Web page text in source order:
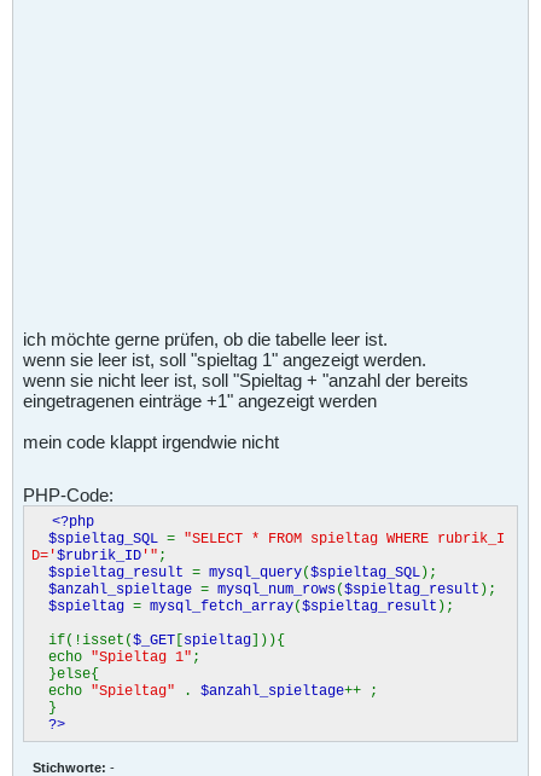
ich möchte gerne prüfen, ob die tabelle leer ist.
wenn sie leer ist, soll "spieltag 1" angezeigt werden.
wenn sie nicht leer ist, soll "Spieltag + "anzahl der bereits
eingetragenen einträge +1" angezeigt werden
mein code klappt irgendwie nicht
PHP-Code:
<?php
$spieltag_SQL = "SELECT * FROM spieltag WHERE rubrik_I
D='$rubrik_ID '" ;
$spieltag_result = mysql_query($spieltag_SQL);
$anzahl_spieltage = mysql_num_rows($spieltag_result );
$spieltag = mysql_fetch_array($spieltag_result );
if(!isset($_GET [spieltag])){
echo "Spieltag 1" ;
}else{
echo "Spieltag" . $anzahl_spieltage++ ;
}
?>
Stichworte: -